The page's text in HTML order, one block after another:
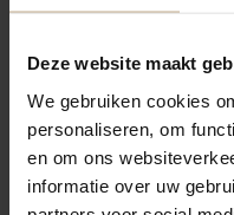
Deze website maakt
We gebruiken cookies
personaliseren, om
en om ons
informatie over uw
Geen afwerking
SELECTEER